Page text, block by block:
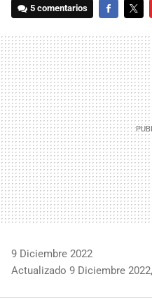
5 comentarios
9 Diciembre 2022
Actualizado 9 Diciembre